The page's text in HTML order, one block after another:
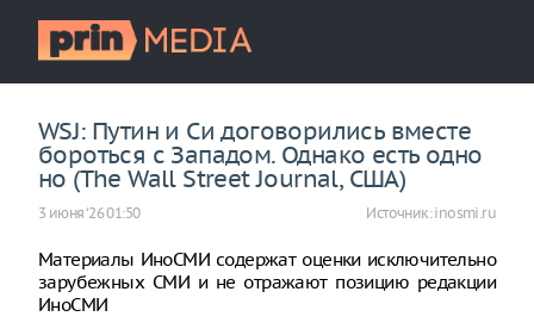
WSJ: Путин и Си договорились вместе
бороться с Западом. Однако есть одно
но (The Wall Street Journal, США)
3 июня ‘26 01:50 Источник:inosmi.ru
Материалы ИноСМИ содержат оценки исключительно
зарубежных СМИ и не отражают позицию редакции
ИноСМИ